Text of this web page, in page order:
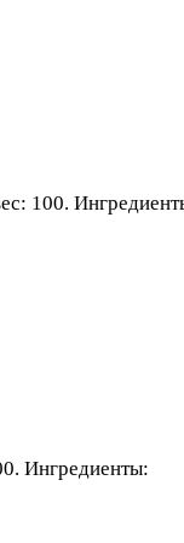
100.
Ингредиенты: